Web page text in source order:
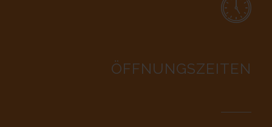
ÖFFNUNGSZEITEN